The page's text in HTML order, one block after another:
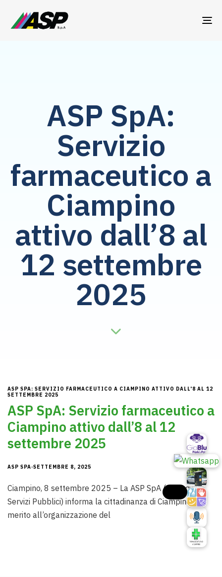
ASP SpA:
Servizio
farmaceutico a
Ciampino
attivo dall’8 al
12 settembre
2025
ASP SPA: SERVIZIO FARMACEUTICO A CIAMPINO ATTIVO DALL'8 AL 12
SETTEMBRE 2025
ASP SpA: Servizio farmaceutico a
Ciampino attivo dall’8 al 12
settembre 2025
ASP SPA SETTEMBRE 8, 2025
Ciampino, 8 settembre 2025 – La ASP SpA (Azienda
Servizi Pubblici) informa la cittadinanza di Ciampino in
merito all’organizzazione del